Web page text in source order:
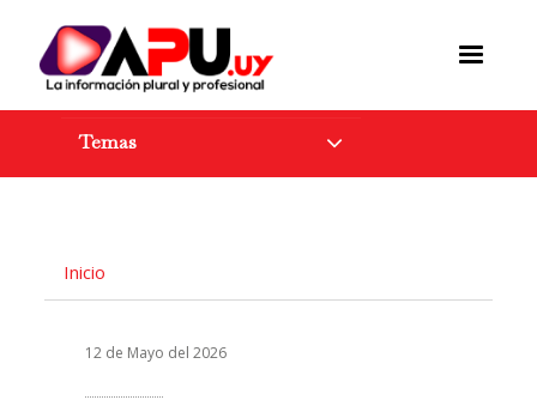
Temas
Inicio
12 de Mayo del 2026